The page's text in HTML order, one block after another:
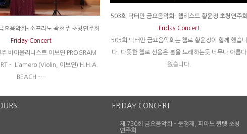
요음악회- 소프라노 곽현주 초청연주회
Friday Concert
바이올리니스트 이보연 PROGRAM
– L’amero (Violin, 이보연) H.H.A.
BEACH –…
503회 닥터만 금요음악회- 첼리스트 황윤정 초청연주회
Friday Concert
503회 닥터만 금요음악회는 첼로 황윤정이 함께 했습니
다. 따뜻한 첼로 선율은 봄을 노래하는듯 너무나 아름다
웠습니다.
FRIDAY CONCERT
제 730회 금요음악회 – 문정재, 피아노 퀸텟 초청
연주회